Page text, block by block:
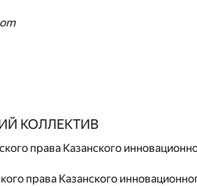
КОЛЛЕКТИВ
права Казанского
права Казанского